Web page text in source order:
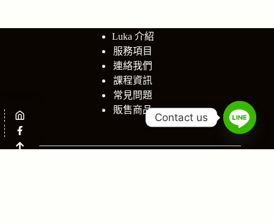
Luka 介紹
服務項目
連絡我們
課程資訊
常見問題
販售商品
Contact us